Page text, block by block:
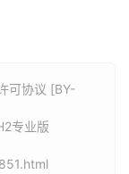
可协议 [BY-
专业版